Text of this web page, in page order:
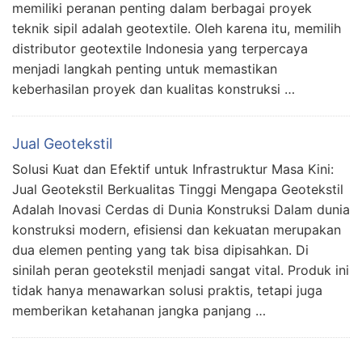
memiliki peranan penting dalam berbagai proyek
teknik sipil adalah geotextile. Oleh karena itu, memilih
distributor geotextile Indonesia yang terpercaya
menjadi langkah penting untuk memastikan
keberhasilan proyek dan kualitas konstruksi …
Jual Geotekstil
Solusi Kuat dan Efektif untuk Infrastruktur Masa Kini:
Jual Geotekstil Berkualitas Tinggi Mengapa Geotekstil
Adalah Inovasi Cerdas di Dunia Konstruksi Dalam dunia
konstruksi modern, efisiensi dan kekuatan merupakan
dua elemen penting yang tak bisa dipisahkan. Di
sinilah peran geotekstil menjadi sangat vital. Produk ini
tidak hanya menawarkan solusi praktis, tetapi juga
memberikan ketahanan jangka panjang …